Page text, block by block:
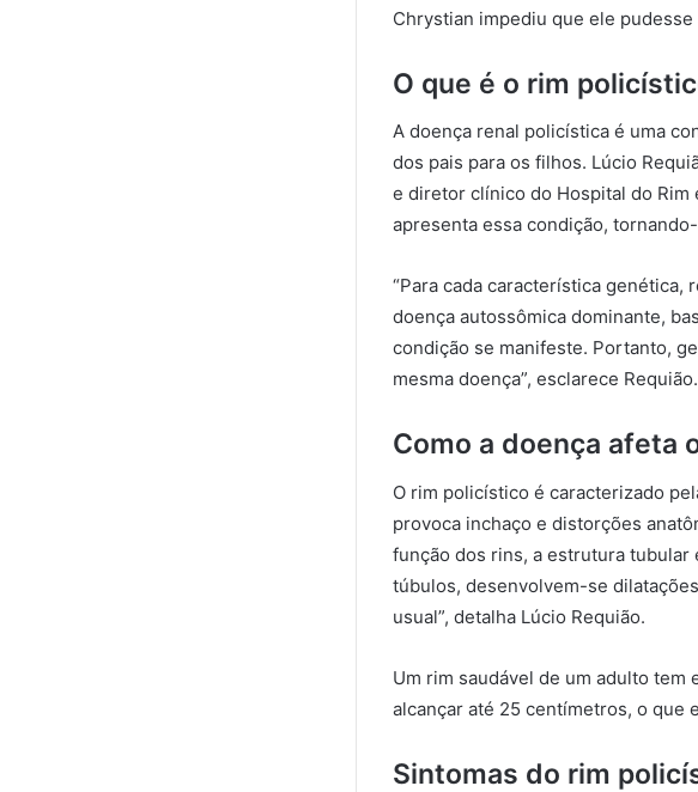
Chrystian impediu que ele
O que é o rim
A doença renal policística é uma
dos pais para os filhos. Lúcio
e diretor clínico do Hospital do Rim
apresenta essa condição,
“Para cada característica genética,
doença autossômica dominante,
condição se manifeste. Portanto,
mesma doença”, esclarece Requião.
Como a doença afeta
O rim policístico é caracterizado
provoca inchaço e distorções
função dos rins, a estrutura
túbulos, desenvolvem-se
usual”, detalha Lúcio Requião.
Um rim saudável de um adulto
alcançar até 25 centímetros, o que
Sintomas do rim